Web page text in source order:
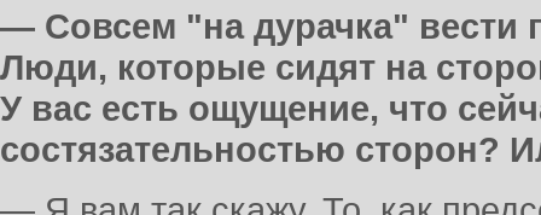
— Совсем "на дурачка" вести
Люди, которые сидят на
У вас есть ощущение, что
состязательностью сторон?